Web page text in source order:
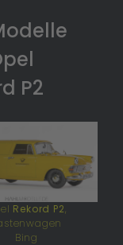
P2
Rekord P2,
Bing